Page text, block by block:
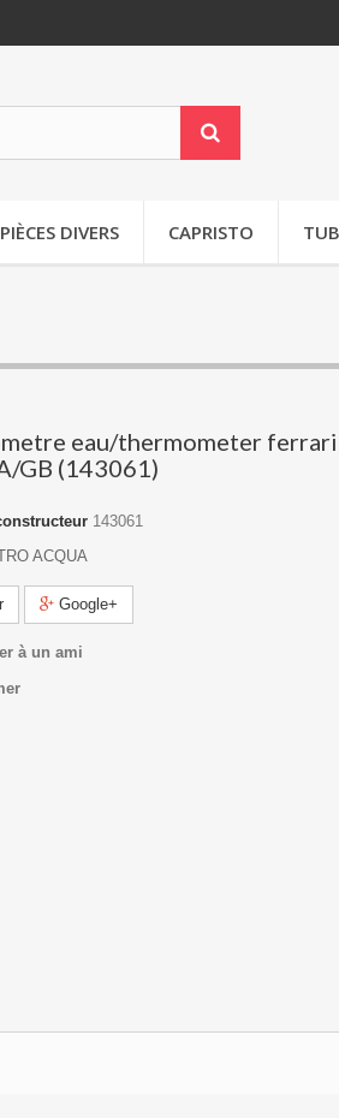
PIÈCES DIVERS CAPRISTO
eau/thermometer ferrari
GB (143061)
143061
ACQUA
Google+
à un ami